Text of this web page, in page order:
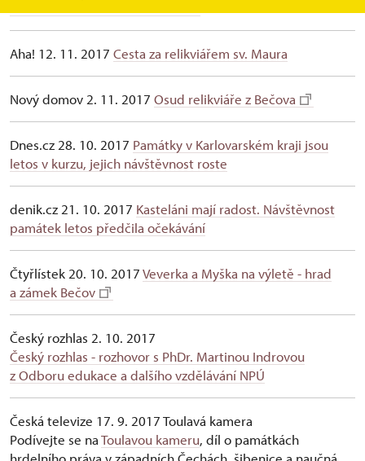
Aha! 12. 11. 2017 Cesta za relikviářem sv. Maura
Nový domov 2. 11. 2017 Osud relikviáře z Bečova
Dnes.cz 28. 10. 2017 Památky v Karlovarském kraji jsou
letos v kurzu, jejich návštěvnost roste
denik.cz 21. 10. 2017 Kasteláni mají radost. Návštěvnost
památek letos předčila očekávání
Čtyřlístek 20. 10. 2017Veverka a Myška na výletě - hrad
a zámek Bečov
Český rozhlas 2. 10. 2017
Český rozhlas - rozhovor s PhDr. Martinou Indrovou
z Odboru edukace a dalšího vzdělávání NPÚ
Česká televize 17. 9. 2017 Toulavá kamera
Podívejte se naToulavou kameru, díl o památkách